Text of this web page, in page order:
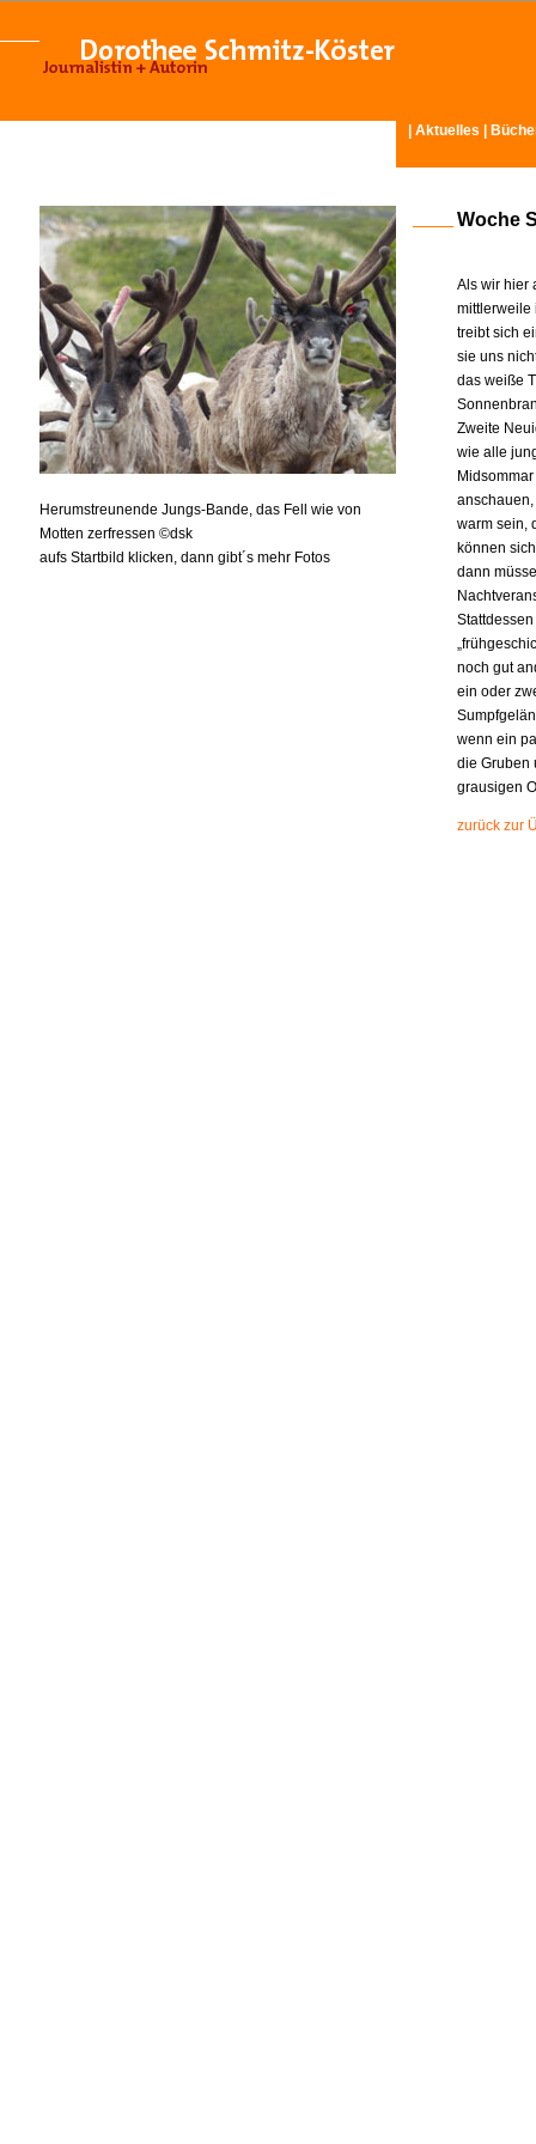
Aktuelles
Herumstreunende Jungs-Bande, das Fell wie von
Motten zerfressen ©dsk
aufs Startbild klicken, dann gibt´s mehr Fotos
Woche
Als wir hier
mittlerweile
treibt sich
sie uns
das weiße
Zweite
wie alle
warm sein,
können
dann
noch gut
ein oder
wenn ein
die Gruben
grausigen
zurück zur